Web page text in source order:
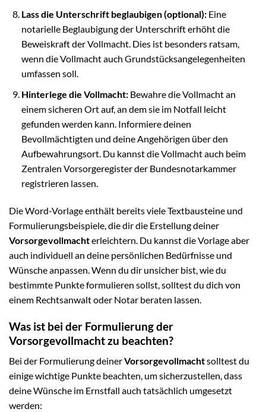
Lass die Unterschrift beglaubigen (optional):Eine
notarielle Beglaubigung der Unterschrift erhöht die
Beweiskraft der Vollmacht. Dies ist besonders ratsam,
wenn die Vollmacht auch Grundstücksangelegenheiten
umfassen soll.
Hinterlege die Vollmacht:Bewahre die Vollmacht an
einem sicheren Ort auf, an dem sie im Notfall leicht
gefunden werden kann. Informiere deinen
Bevollmächtigten und deine Angehörigen über den
Aufbewahrungsort. Du kannst die Vollmacht auch beim
Zentralen Vorsorgeregister der Bundesnotarkammer
registrieren lassen.
Die Word-Vorlage enthält bereits viele Textbausteine und
Formulierungsbeispiele, die dir die Erstellung deiner
Vorsorgevollmachterleichtern. Du kannst die Vorlage aber
auch individuell an deine persönlichen Bedürfnisse und
Wünsche anpassen. Wenn du dir unsicher bist, wie du
bestimmte Punkte formulieren sollst, solltest du dich von
einem Rechtsanwalt oder Notar beraten lassen.
Was ist bei der Formulierung der
Vorsorgevollmacht zu beachten?
Bei der Formulierung deinerVorsorgevollmachtsolltest du
einige wichtige Punkte beachten, um sicherzustellen, dass
deine Wünsche im Ernstfall auch tatsächlich umgesetzt
werden: